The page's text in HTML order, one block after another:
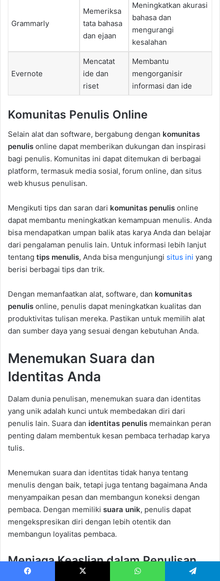
Grammarly
Memeriksa
tata bahasa
dan ejaan
Meningkatkan akurasi
bahasa dan
mengurangi
kesalahan
Evernote
Mencatat
ide dan
riset
Membantu
mengorganisir
informasi dan ide
Komunitas Penulis Online
Selain alat dan software, bergabung dengan komunitas
penulis online dapat memberikan dukungan dan inspirasi
bagi penulis. Komunitas ini dapat ditemukan di berbagai
platform, termasuk media sosial, forum online, dan situs
web khusus penulisan.
Mengikuti tips dan saran dari komunitas penulis online
dapat membantu meningkatkan kemampuan menulis. Anda
bisa mendapatkan umpan balik atas karya Anda dan belajar
dari pengalaman penulis lain. Untuk informasi lebih lanjut
tentang tips menulis, Anda bisa mengunjungi situs ini yang
berisi berbagai tips dan trik.
Dengan memanfaatkan alat, software, dan komunitas
penulis online, penulis dapat meningkatkan kualitas dan
produktivitas tulisan mereka. Pastikan untuk memilih alat
dan sumber daya yang sesuai dengan kebutuhan Anda.
Menemukan Suara dan
Identitas Anda
Dalam dunia penulisan, menemukan suara dan identitas
yang unik adalah kunci untuk membedakan diri dari
penulis lain. Suara dan identitas penulis memainkan peran
penting dalam membentuk kesan pembaca terhadap karya
tulis.
Menemukan suara dan identitas tidak hanya tentang
menulis dengan baik, tetapi juga tentang bagaimana Anda
menyampaikan pesan dan membangun koneksi dengan
pembaca. Dengan memiliki suara unik, penulis dapat
mengekspresikan diri dengan lebih otentik dan
membangun loyalitas pembaca.
Menjaga Keaslian dalam Penulisan